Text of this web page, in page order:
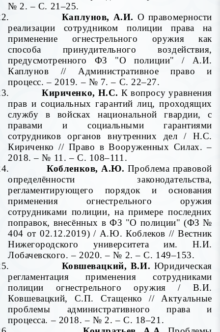
№ 2. – С. 21–25.
Каплунов, А.И. О правомерности
реализации сотрудником полиции права на
применение огнестрельного оружия как
способа принудительного воздействия,
предусмотренного ФЗ "О полиции" / А.И.
Каплунов // Административное право и
процесс. – 2019. – № 7. – С. 22–27.
Кириченко, Н.С. К вопросу уравнения
прав и социальных гарантий лиц, проходящих
службу в войсках национальной гвардии, с
правами и социальными гарантиями
сотрудников органов внутренних дел / Н.С.
Кириченко // Право в Вооруженных Силах. –
2018. – № 11. – С. 108–111.
Кобленков, А.Ю. Проблема правовой
определённости законодательства,
регламентирующего порядок и основания
применения огнестрельного оружия
сотрудниками полиции, на примере последних
поправок, внесённых в ФЗ "О полиции" (ФЗ №
404 от 02.12.2019) / А.Ю. Коблеков // Вестник
Нижегородского университета им. Н.И.
Лобачевского. – 2020. – № 2. – С. 149–153.
Ковшевацкий, В.И. Юридическая
регламентация применения сотрудниками
полиции огнестрельного оружия / В.И.
Ковшевацкий, С.П. Стащенко // Актуальные
проблемы административного права и
процесса. – 2018. – № 2. – С. 18–21.